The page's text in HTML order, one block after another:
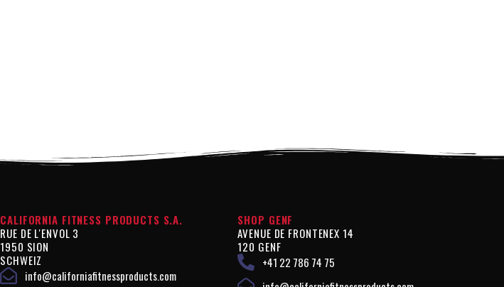
CALIFORNIA FITNESS PRODUCTS S.A.
RUE DE L'ENVOL 3
1950 SION
SCHWEIZ
info@californiafitnessproducts.com
SHOP GENF
AVENUE DE FRONTENEX 14
120 GENF
+41 22 786 74 75